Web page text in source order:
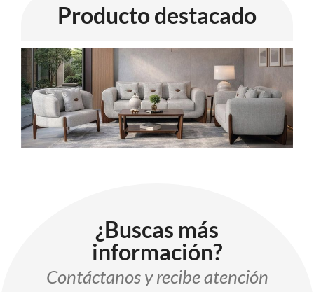
Producto destacado
¿Buscas más
información?
Contáctanos y recibe atención